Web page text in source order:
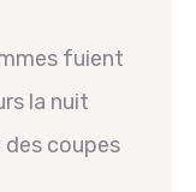
fuient
la nuit
coupes